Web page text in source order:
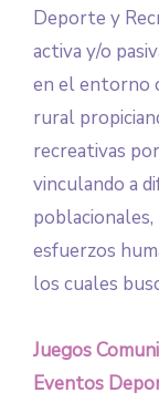
Deporte y
activa y/o
en el entorno
rural
recreativas
vinculando a
esfuerzos
los cuales
Juegos
Eventos